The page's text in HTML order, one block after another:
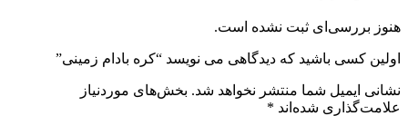
هنوز بررسی‌ای ثبت نشده است.
اولین کسی باشید که دیدگاهی می نویسد “کره بادام زمینی”
نشانی ایمیل شما منتشر نخواهد شد. بخش‌های موردنیاز
علامت‌گذاری شده‌اند *